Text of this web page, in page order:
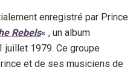
enregistré par Prince
Rebels« , un album
1979. Ce groupe
et de ses musiciens de